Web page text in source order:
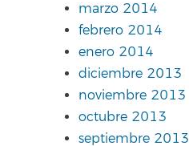
marzo 2014
febrero 2014
enero 2014
diciembre 2013
noviembre 2013
octubre 2013
septiembre 2013